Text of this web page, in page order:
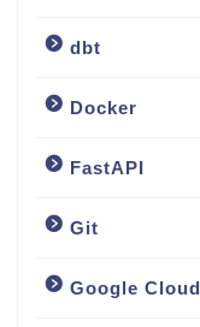
dbt
Docker
FastAPI
Git
Google Cloud